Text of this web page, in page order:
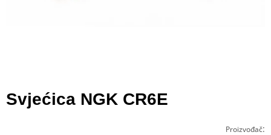
Svjećica NGK CR6E
Proizvođač: